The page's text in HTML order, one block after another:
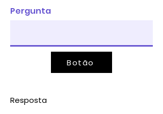
Pergunta
Botão
Resposta